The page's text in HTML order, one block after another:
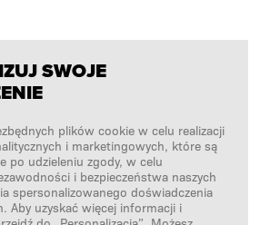
SWOJE
plików cookie w celu realizacji
i marketingowych, które są
po udzieleniu zgody, w celu
i bezpieczeństwa naszych
spersonalizowanego doświadczenia
Aby uzyskać więcej informacji i